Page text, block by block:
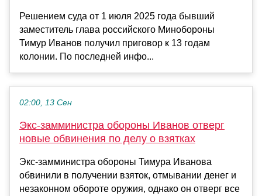
Решением суда от 1 июля 2025 года бывший
заместитель глава российского Минобороны
Тимур Иванов получил приговор к 13 годам
колонии. По последней инфо...
02:00, 13 Сен
Экс-замминистра обороны Иванов отверг
новые обвинения по делу о взятках
Экс-замминистра обороны Тимура Иванова
обвинили в получении взяток, отмывании денег и
незаконном обороте оружия, однако он отверг все